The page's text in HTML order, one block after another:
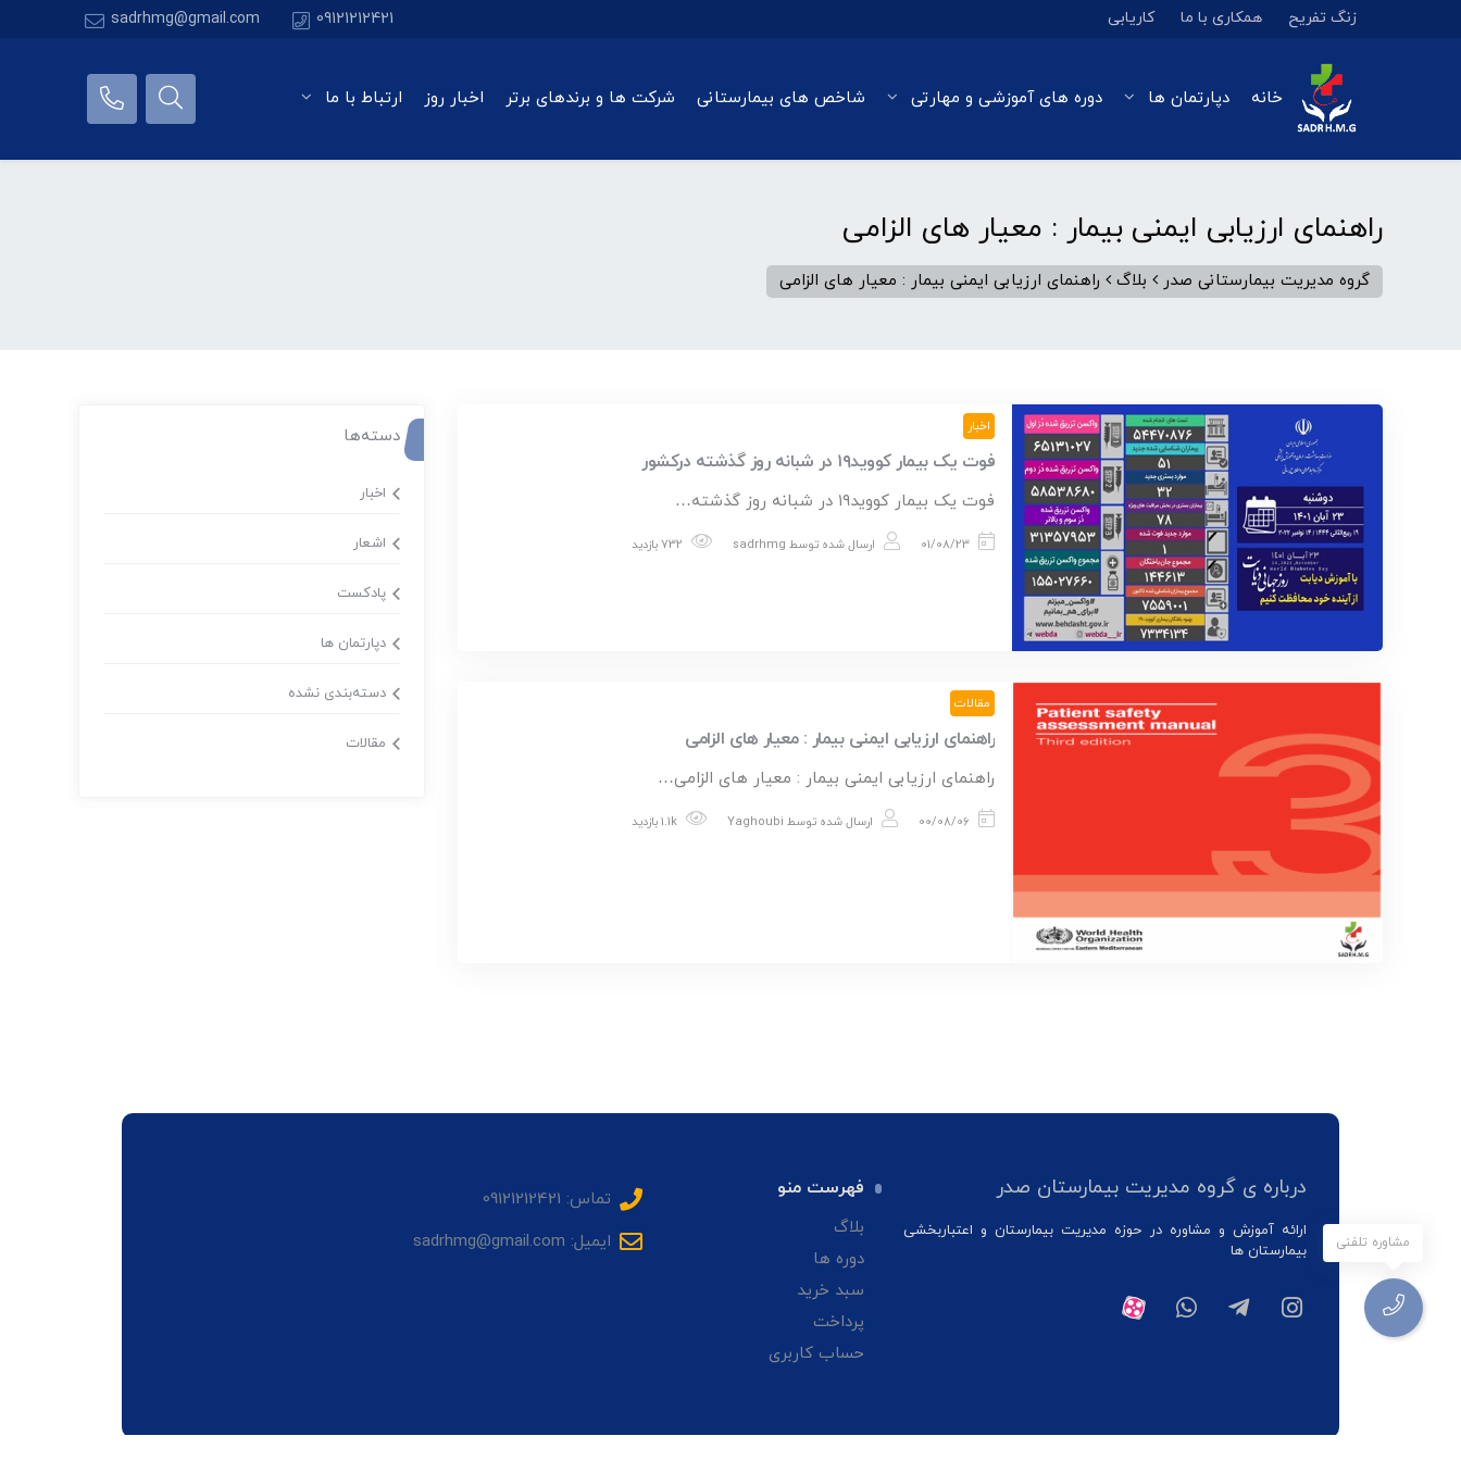
زنگ تفریح همکاری با ما کاریابی 09121212421
sadrhmg@gmail.com
خانه دپارتمان ها دوره های آموزشی و مهارتی شاخص های بیمارستانی شرکت ها و برندهای برتر اخبار روز ارتباط با ما
راهنمای ارزیابی ایمنی بیمار : معیار های الزامی
گروه مدیریت بیمارستانی صدر بلاگ راهنمای ارزیابی ایمنی بیمار : معیار های الزامی
اخبار
فوت یک بیمار کووید۱۹ در شبانه روز گذشته درکشور
فوت یک بیمار کووید۱۹ در شبانه روز گذشته…
01/08/23 ارسال شده توسط sadrhmg
مقالات
راهنمای ارزیابی ایمنی بیمار : معیار های الزامی
راهنمای ارزیابی ایمنی بیمار : معیار های الزامی…
00/08/06 ارسال شده توسط Yaghoubi
دسته‌ها
اخبار
اشعار
پادکست
دپارتمان ها
دسته‌بندی نشده
مقالات
درباره ی گروه مدیریت بیمارستان صدر
ارائه آموزش و مشاوره در حوزه مدیریت بیمارستان و اعتباربخشی
بیمارستان ها
فهرست منو
بلاگ
دوره ها
سبد خرید
پرداخت
حساب کاربری
تماس: 09121212421
ایمیل: sadrhmg@gmail.com
مشاوره تلفنی